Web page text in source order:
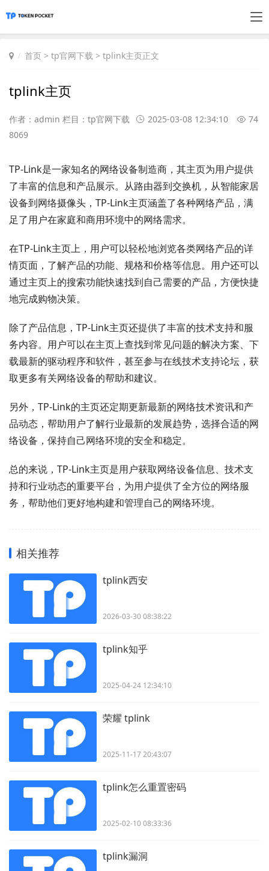
首页 > tp官网下载 > tplink主页正文
tplink主页
作者：admin 栏目： tp官网下载 2025-03-08 12:34:10
74
8069
TP-Link是一家知名的网络设备制造商，其主页为用户提供
了丰富的信息和产品展示。从路由器到交换机，从智能家居
设备到网络摄像头，TP-Link主页涵盖了各种网络产品，满
足了用户在家庭和商用环境中的网络需求。
在TP-Link主页上，用户可以轻松地浏览各类网络产品的详
情页面，了解产品的功能、规格和价格等信息。用户还可以
通过主页上的搜索功能快速找到自己需要的产品，方便快捷
地完成购物决策。
除了产品信息，TP-Link主页还提供了丰富的技术支持和服
务内容。用户可以在主页上查找到常见问题的解决方案、下
载最新的驱动程序和软件，甚至参与在线技术支持论坛，获
取更多有关网络设备的帮助和建议。
另外，TP-Link的主页还定期更新最新的网络技术资讯和产
品动态，帮助用户了解行业最新的发展趋势，选择合适的网
络设备，保持自己网络环境的安全和稳定。
总的来说，TP-Link主页是用户获取网络设备信息、技术支
持和行业动态的重要平台，为用户提供了全方位的网络服
务，帮助他们更好地构建和管理自己的网络环境。
相关推荐
tplink西安
2026-03-30 08:38:22
tplink知乎
2025-04-24 12:34:10
荣耀 tplink
2025-11-17 20:43:07
tplink怎么重置密码
2025-02-10 08:33:36
tplink漏洞